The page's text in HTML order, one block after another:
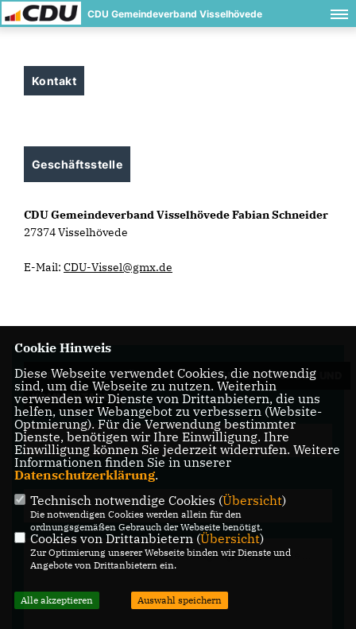
CDU Gemeindeverband Visselhövede
Kontakt
Geschäftsstelle
CDU Gemeindeverband Visselhövede Fabian Schneider
27374 Visselhövede
E-Mail: CDU-Vissel@gmx.de
WIR FREUEN UNS ÜBER IHRE FRAGEN, ANREGUNGEN UND
KOMMENTARE.
Cookie Hinweis
Diese Webseite verwendet Cookies, die notwendig
sind, um die Webseite zu nutzen. Weiterhin
verwenden wir Dienste von Drittanbietern, die uns
helfen, unser Webangebot zu verbessern (Website-
Optmierung). Für die Verwendung bestimmter
Dienste, benötigen wir Ihre Einwilligung. Ihre
Einwilligung können Sie jederzeit widerrufen. Weitere
Informationen finden Sie in unserer
Datenschutzerklärung.
Technisch notwendige Cookies (Übersicht)
Die notwendigen Cookies werden allein für den
ordnungsgemäßen Gebrauch der Webseite benötigt.
Cookies von Drittanbietern (Übersicht)
Zur Optimierung unserer Webseite binden wir Dienste und
Angebote von Drittanbietern ein.
Alle akzeptieren Auswahl speichern